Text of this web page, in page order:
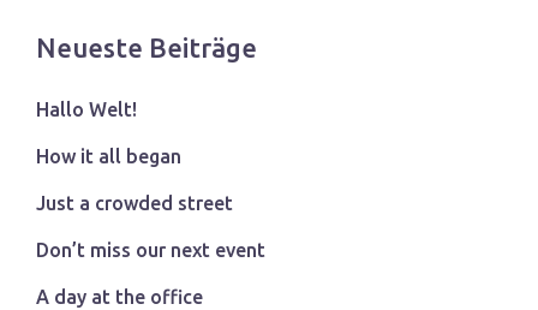
Neueste Beiträge
Hallo Welt!
How it all began
Just a crowded street
Don’t miss our next event
A day at the office